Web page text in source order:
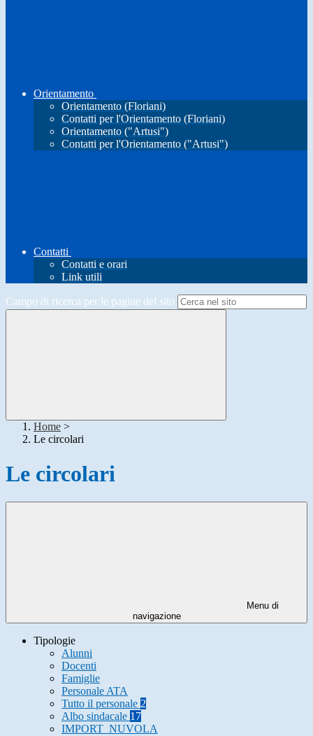
Orientamento
Orientamento (Floriani)
Contatti per l'Orientamento (Floriani)
Orientamento ("Artusi")
Contatti per l'Orientamento ("Artusi")
Contatti
Contatti e orari
Link utili
Campo di ricerca per le pagine del sito
Home >
Le circolari
Le circolari
Menu di
navigazione
Tipologie
Alunni
Docenti
Famiglie
Personale ATA
Tutto il personale 2
Albo sindacale 17
IMPORT_NUVOLA